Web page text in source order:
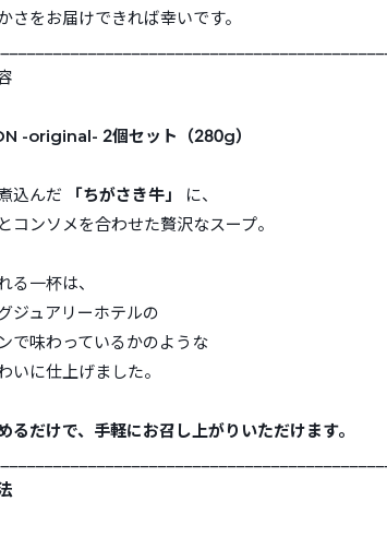
さをお届けできれば幸いです。
-original- 2個セット（280g）
込んだ 「ちがさき牛」
に、
コンソメを合わせた贅沢なスープ。
る一杯は、
ジュアリーホテルの
で味わっているかのような
いに仕上げました。
るだけで、手軽にお召し上がりいただけます。